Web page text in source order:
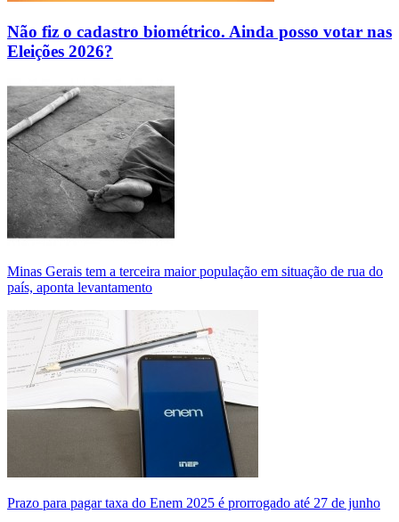
Não fiz o cadastro biométrico. Ainda posso votar nas
Eleições 2026?
Minas Gerais tem a terceira maior população em situação de rua do
país, aponta levantamento
Prazo para pagar taxa do Enem 2025 é prorrogado até 27 de junho